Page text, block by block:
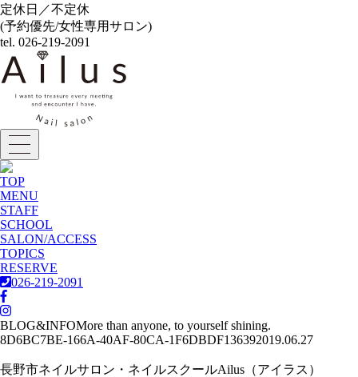
定休日／不定休
(予約優先/女性専用サロン)
tel. 026-219-2091
TOP
MENU
STAFF
SCHOOL
SALON/ACCESS
TOPICS
RESERVE
026-219-2091
BLOG&INFOMore than anyone, to yourself shining.
8D6BC7BE-166A-40AF-80CA-1F6DBDF136392019.06.27
長野市ネイルサロン・ネイルスクールAilus（アイラス）